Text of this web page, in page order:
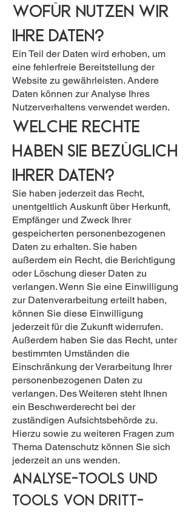
Wofür nutzen wir
Ihre Daten?
Ein Teil der Daten wird erhoben, um
eine fehlerfreie Bereitstellung der
Website zu gewährleisten. Andere
Daten können zur Analyse Ihres
Nutzerverhaltens verwendet werden.
Welche Rechte
haben Sie bezüglich
Ihrer Daten?
Sie haben jederzeit das Recht,
unentgeltlich Auskunft über Herkunft,
Empfänger und Zweck Ihrer
gespeicherten personenbezogenen
Daten zu erhalten. Sie haben
außerdem ein Recht, die Berichtigung
oder Löschung dieser Daten zu
verlangen. Wenn Sie eine Einwilligung
zur Datenverarbeitung erteilt haben,
können Sie diese Einwilligung
jederzeit für die Zukunft widerrufen.
Außerdem haben Sie das Recht, unter
bestimmten Umständen die
Einschränkung der Verarbeitung Ihrer
personenbezogenen Daten zu
verlangen. Des Weiteren steht Ihnen
ein Beschwerderecht bei der
zuständigen Aufsichtsbehörde zu.
Hierzu sowie zu weiteren Fragen zum
Thema Datenschutz können Sie sich
jederzeit an uns wenden.
Analyse-Tools und
Tools von Dritt­